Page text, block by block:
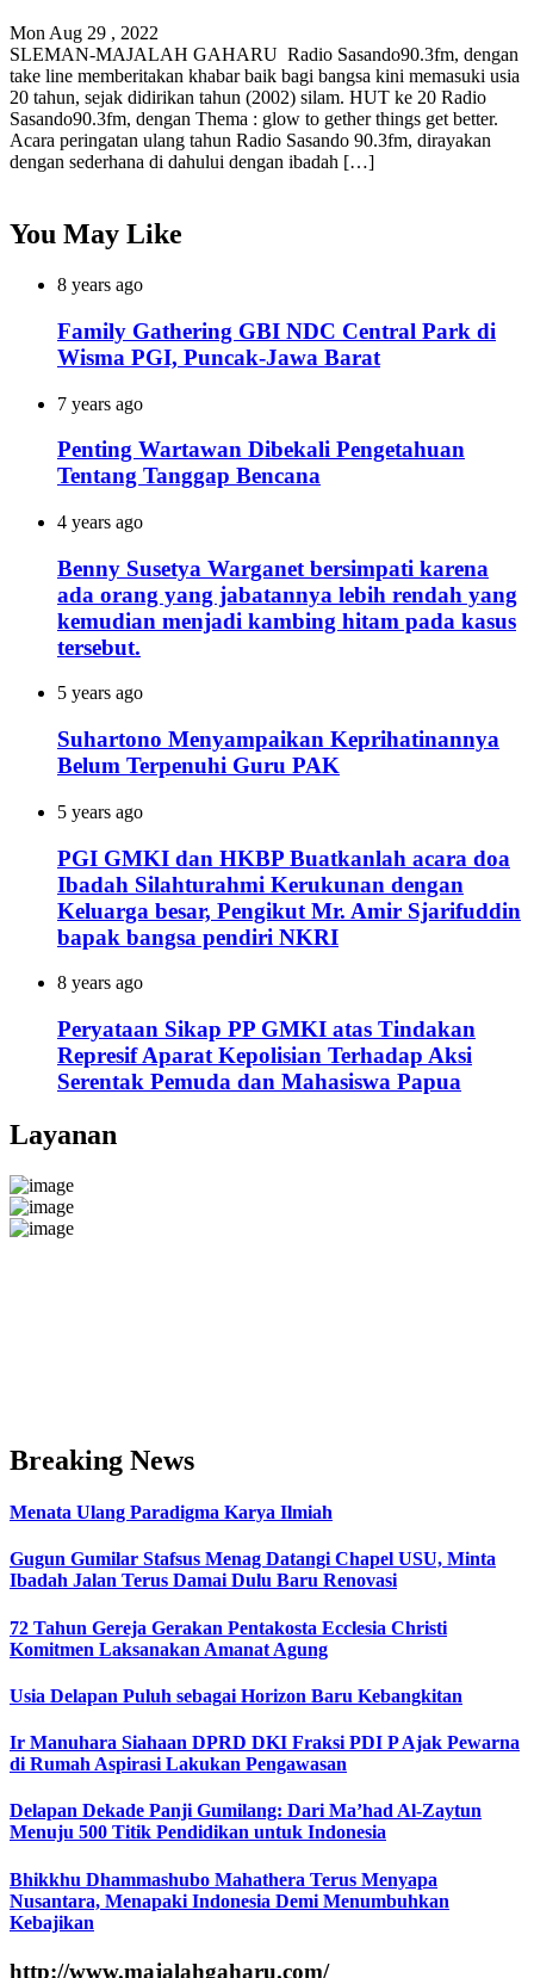
Mon Aug 29 , 2022
SLEMAN-MAJALAH GAHARU Radio Sasando90.3fm, dengan
take line memberitakan khabar baik bagi bangsa kini memasuki usia
20 tahun, sejak didirikan tahun (2002) silam. HUT ke 20 Radio
Sasando90.3fm, dengan Thema : glow to gether things get better.
Acara peringatan ulang tahun Radio Sasando 90.3fm, dirayakan
dengan sederhana di dahului dengan ibadah […]
You May Like
8 years ago
Family Gathering GBI NDC Central Park di
Wisma PGI, Puncak-Jawa Barat
7 years ago
Penting Wartawan Dibekali Pengetahuan
Tentang Tanggap Bencana
4 years ago
Benny Susetya Warganet bersimpati karena
ada orang yang jabatannya lebih rendah yang
kemudian menjadi kambing hitam pada kasus
tersebut.
5 years ago
Suhartono Menyampaikan Keprihatinannya
Belum Terpenuhi Guru PAK
5 years ago
PGI GMKI dan HKBP Buatkanlah acara doa
Ibadah Silahturahmi Kerukunan dengan
Keluarga besar, Pengikut Mr. Amir Sjarifuddin
bapak bangsa pendiri NKRI
8 years ago
Peryataan Sikap PP GMKI atas Tindakan
Represif Aparat Kepolisian Terhadap Aksi
Serentak Pemuda dan Mahasiswa Papua
Layanan
Breaking News
Menata Ulang Paradigma Karya Ilmiah
Gugun Gumilar Stafsus Menag Datangi Chapel USU, Minta
Ibadah Jalan Terus Damai Dulu Baru Renovasi
72 Tahun Gereja Gerakan Pentakosta Ecclesia Christi
Komitmen Laksanakan Amanat Agung
Usia Delapan Puluh sebagai Horizon Baru Kebangkitan
Ir Manuhara Siahaan DPRD DKI Fraksi PDI P Ajak Pewarna
di Rumah Aspirasi Lakukan Pengawasan
Delapan Dekade Panji Gumilang: Dari Ma’had Al-Zaytun
Menuju 500 Titik Pendidikan untuk Indonesia
Bhikkhu Dhammashubo Mahathera Terus Menyapa
Nusantara, Menapaki Indonesia Demi Menumbuhkan
Kebajikan
http://www.majalahgaharu.com/